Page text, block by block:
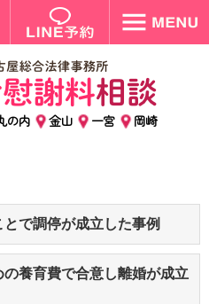
の内 金山 一宮 岡崎
で調停が成立した事例
養育費で合意し離婚が成立